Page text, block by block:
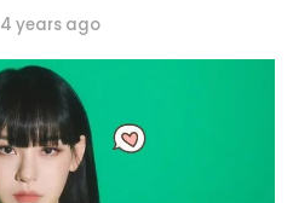
4 years ago